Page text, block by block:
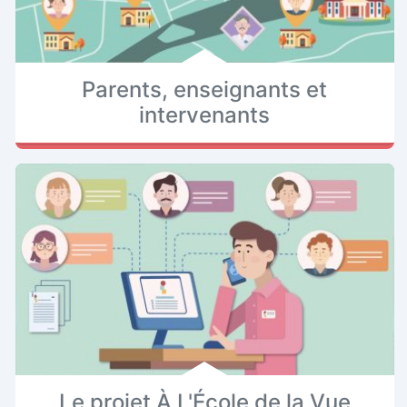
Parents, enseignants et
intervenants
Le projet À L'École de la Vue